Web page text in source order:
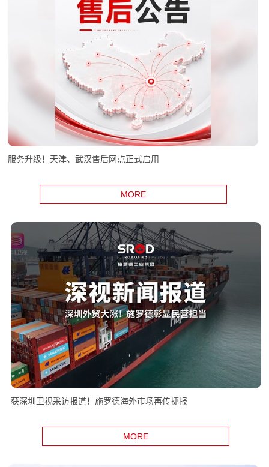
服务升级！天津、武汉售后网点正式启用
MORE
获深圳卫视采访报道！施罗德海外市场再传捷报
MORE